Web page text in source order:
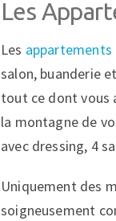
Les
Les appartements
salon, buanderie
tout ce dont vous
la montagne de
avec dressing, 4
Uniquement des
soigneusement